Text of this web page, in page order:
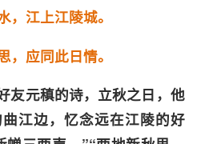
，江上江陵城。
，应同此日情。
友元稹的诗，立秋之日，他
江边，忆念远在江陵的好